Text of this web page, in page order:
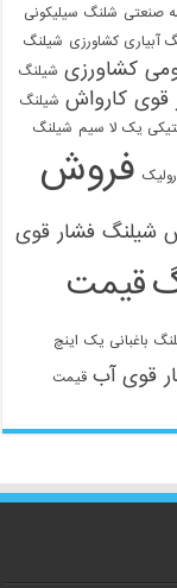
شلنگ سیلیکونی
کشاورزی شیلنگ
کشاورزی شیلنگ
کارواش شیلنگ
یک لا سیم شیلنگ
فروش
فشار قوی
قیمت
یک اینچ
قوی آب قیمت
021-33112528